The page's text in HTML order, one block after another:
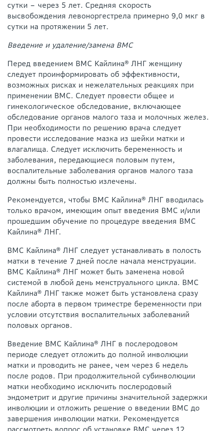
сутки – через 5 лет. Средняя скорость
высвобождения левоноргестрела примерно 9,0 мкг в
сутки на протяжении 5 лет.
Введение и удаление/замена ВМС
Перед введением ВМС Кайлина® ЛНГ женщину
следует проинформировать об эффективности,
возможных рисках и нежелательных реакциях при
применении ВМС. Следует провести общее и
гинекологическое обследование, включающее
обследование органов малого таза и молочных желез.
При необходимости по решению врача следует
провести исследование мазка из шейки матки и
влагалища. Следует исключить беременность и
заболевания, передающиеся половым путем,
воспалительные заболевания органов малого таза
должны быть полностью излечены.
Рекомендуется, чтобы ВМС Кайлина® ЛНГ вводилась
только врачом, имеющим опыт введения ВМС и/или
прошедшим обучение по процедуре введения ВМС
Кайлина® ЛНГ.
ВМС Кайлина® ЛНГ следует устанавливать в полость
матки в течение 7 дней после начала менструации.
ВМС Кайлина® ЛНГ может быть заменена новой
системой в любой день менструального цикла. ВМС
Кайлина® ЛНГ также может быть установлена сразу
после аборта в первом триместре беременности при
условии отсутствия воспалительных заболеваний
половых органов.
Введение ВМС Кайлина® ЛНГ в послеродовом
периоде следует отложить до полной инволюции
матки и проводить не ранее, чем через 6 недель
после родов. При продолжительной субинволюции
матки необходимо исключить послеродовый
эндометрит и другие причины значительной задержки
инволюции и отложить решение о введении ВМС до
завершения инволюции матки. Рекомендуется